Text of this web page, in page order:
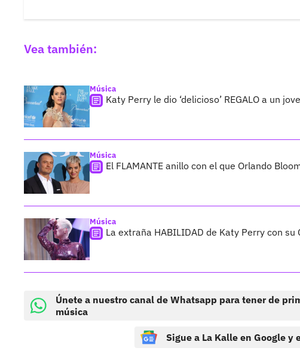
Vea también:
Música
Katy Perry le dio ‘delicioso’ REGALO a un
Música
El FLAMANTE anillo con el que Orlando
Música
La extraña HABILIDAD de Katy Perry con su
Únete a nuestro canal de Whatsapp para tener de
música
Sigue a La Kalle en Google